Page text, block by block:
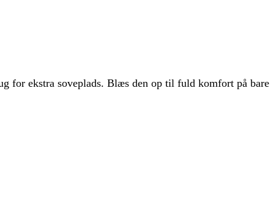
for ekstra soveplads. Blæs den op til fuld komfort på bare